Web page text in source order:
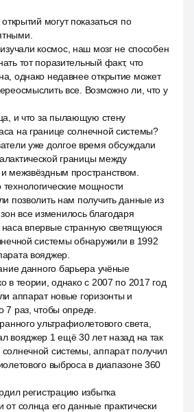
могут показаться по
космос, наш мозг не способен
тот поразительный факт, что
однако недавнее открытие может
все. Возможно ли, что у
и что за пылающую стену
на границе солнечной системы?
уже долгое время обсуждали
границы между
межзвёздным пространством.
мощности
позволить нам получить данные из
все изменилось благодаря
впервые странную светящуюся
системы обнаружили в 1992
вояджер.
данного барьера учёные
в теории, однако с 2007 по 2017 год
аппарат новые горизонты и
7 раз, чтобы опреде.
ультрафиолетового света,
вояджер 1 ещё 30 лет назад на так
системы, аппарат получил
выброса в диапазоне 360
регистрацию избытка
от солнца его данные практически